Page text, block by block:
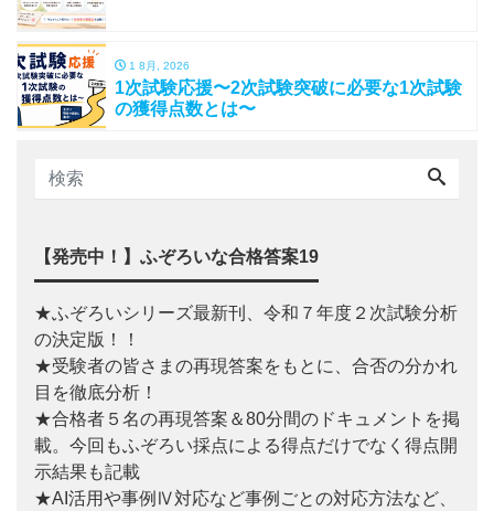
1 8月, 2026
1次試験応援〜2次試験突破に必要な1次試験
の獲得点数とは〜
【発売中！】ふぞろいな合格答案19
★ふぞろいシリーズ最新刊、令和７年度２次試験分析
の決定版！！
★受験者の皆さまの再現答案をもとに、合否の分かれ
目を徹底分析！
★合格者５名の再現答案＆80分間のドキュメントを掲
載。今回もふぞろい採点による得点だけでなく得点開
示結果も記載
★AI活用や事例Ⅳ対応など事例ごとの対応方法など、